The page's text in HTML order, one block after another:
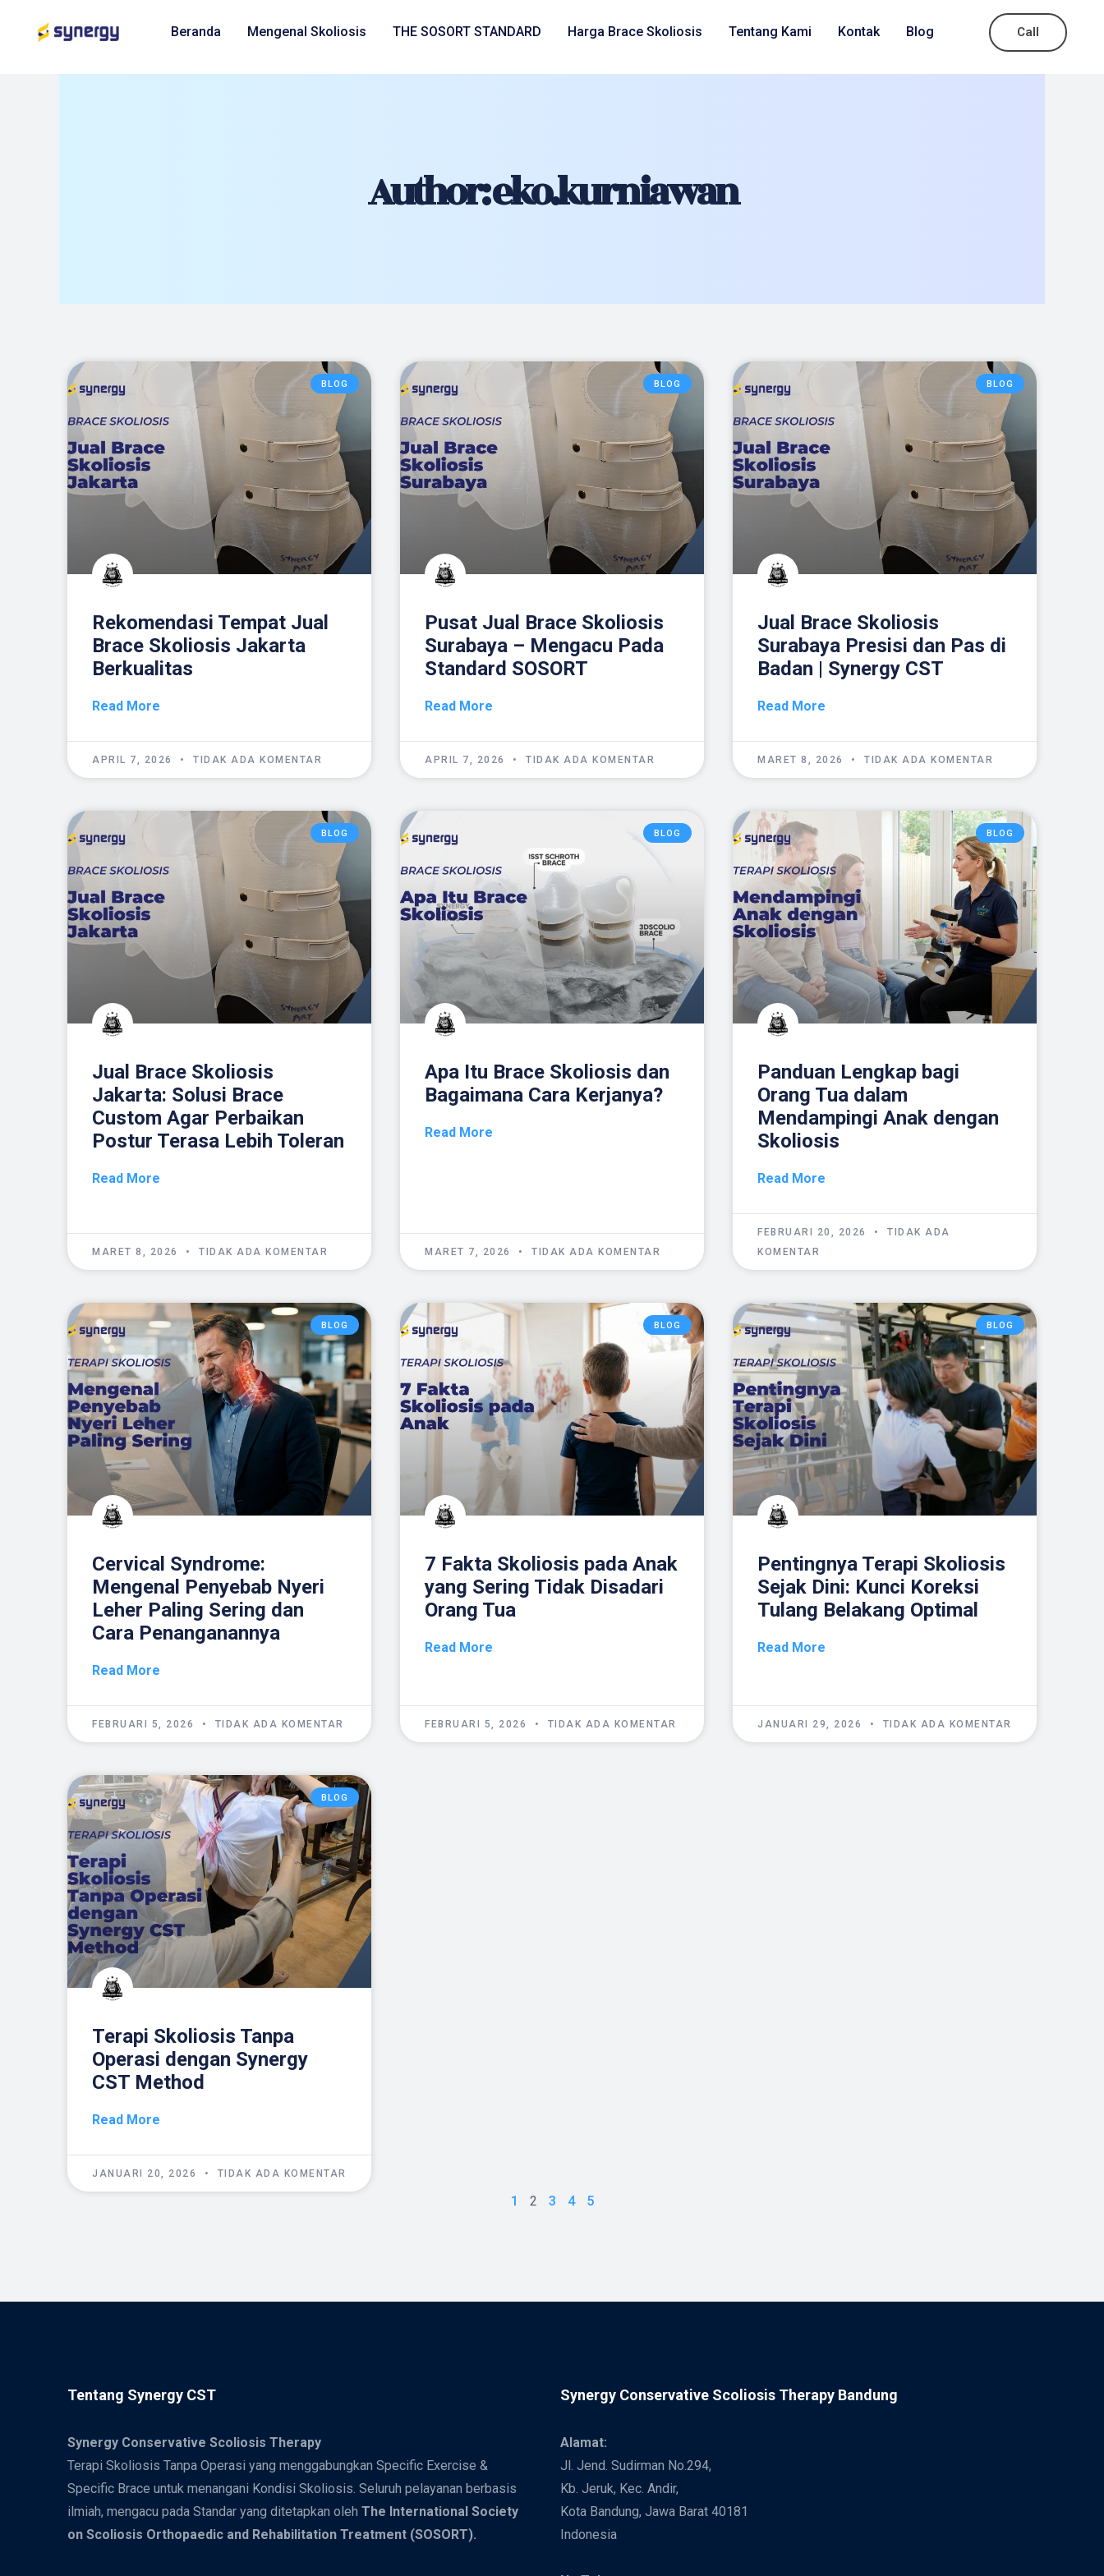
Beranda Mengenal Skoliosis THE SOSORT STANDARD Harga Brace Skoliosis Tentang Kami Kontak Blog Call
Author:eko.kurniawan
BLOG
Rekomendasi Tempat Jual
Brace Skoliosis Jakarta
Berkualitas
Read More
APRIL 7, 2026 TIDAK ADA KOMENTAR
BLOG
Pusat Jual Brace Skoliosis
Surabaya – Mengacu Pada
Standard SOSORT
Read More
APRIL 7, 2026 TIDAK ADA KOMENTAR
BLOG
Jual Brace Skoliosis
Surabaya Presisi dan Pas di
Badan | Synergy CST
Read More
MARET 8, 2026 TIDAK ADA KOMENTAR
BLOG
Jual Brace Skoliosis
Jakarta: Solusi Brace
Custom Agar Perbaikan
Postur Terasa Lebih Toleran
Read More
MARET 8, 2026 TIDAK ADA KOMENTAR
BLOG
Apa Itu Brace Skoliosis dan
Bagaimana Cara Kerjanya?
Read More
MARET 7, 2026 TIDAK ADA KOMENTAR
BLOG
Panduan Lengkap bagi
Orang Tua dalam
Mendampingi Anak dengan
Skoliosis
Read More
FEBRUARI 20, 2026
TIDAK ADA
KOMENTAR
BLOG
Cervical Syndrome:
Mengenal Penyebab Nyeri
Leher Paling Sering dan
Cara Penanganannya
Read More
FEBRUARI 5, 2026 TIDAK ADA KOMENTAR
BLOG
7 Fakta Skoliosis pada Anak
yang Sering Tidak Disadari
Orang Tua
Read More
FEBRUARI 5, 2026 TIDAK ADA KOMENTAR
BLOG
Pentingnya Terapi Skoliosis
Sejak Dini: Kunci Koreksi
Tulang Belakang Optimal
Read More
JANUARI 29, 2026 TIDAK ADA KOMENTAR
BLOG
Terapi Skoliosis Tanpa
Operasi dengan Synergy
CST Method
Read More
JANUARI 20, 2026 TIDAK ADA KOMENTAR
1 2 3 4 5
Tentang Synergy CST
Synergy Conservative Scoliosis Therapy
Terapi Skoliosis Tanpa Operasi yang menggabungkan Specific Exercise &
Specific Brace untuk menangani Kondisi Skoliosis. Seluruh pelayanan berbasis
ilmiah, mengacu pada Standar yang ditetapkan oleh The International Society
on Scoliosis Orthopaedic and Rehabilitation Treatment (SOSORT).
Synergy Conservative Scoliosis Therapy Bandung
Alamat:
Jl. Jend. Sudirman No.294,
Kb. Jeruk, Kec. Andir,
Kota Bandung, Jawa Barat 40181
Indonesia